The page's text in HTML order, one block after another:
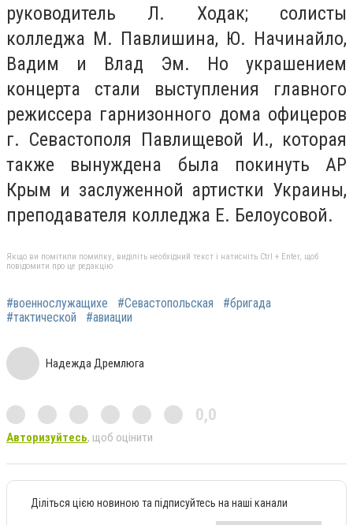
руководитель Л. Ходак; солисты
колледжа М. Павлишина, Ю. Начинайло,
Вадим и Влад Эм. Но украшением
концерта стали выступления главного
режиссера гарнизонного дома офицеров
г. Севастополя Павлищевой И., которая
также вынуждена была покинуть АР
Крым и заслуженной артистки Украины,
преподавателя колледжа Е. Белоусовой.
Якщо ви помітили помилку, виділіть необхідний текст і натисніть Ctrl + Enter, щоб
повідомити про це редакцію
#военнослужащихе #Севастопольская
#бригада
#тактической
#авиации
Надежда Дремлюга
0,0
Авторизуйтесь, щоб оцінити
Діліться цією новиною та підписуйтесь на наші канали